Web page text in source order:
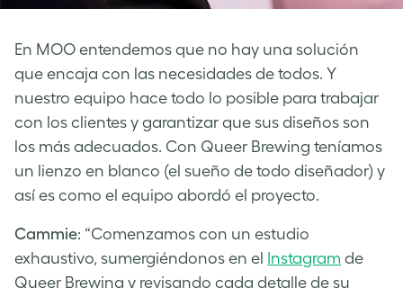
En MOO entendemos que no hay una solución
que encaja con las necesidades de todos. Y
nuestro equipo hace todo lo posible para trabajar
con los clientes y garantizar que sus diseños son
los más adecuados. Con Queer Brewing teníamos
un lienzo en blanco (el sueño de todo diseñador) y
así es como el equipo abordó el proyecto.
Cammie: “Comenzamos con un estudio
exhaustivo, sumergiéndonos en el Instagram de
Queer Brewing y revisando cada detalle de su